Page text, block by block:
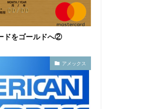
ドをゴールドへ②
アメックス